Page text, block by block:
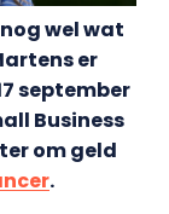
wel wat
er
september
Business
om geld
.